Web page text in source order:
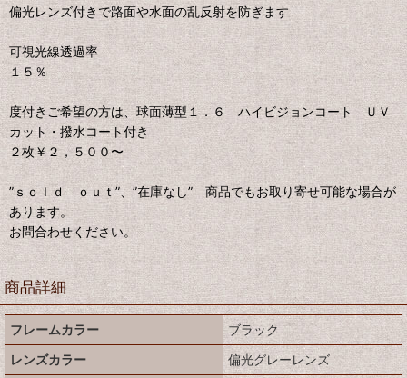
偏光レンズ付きで路面や水面の乱反射を防ぎます
可視光線透過率
１５％
度付きご希望の方は、球面薄型１．６ ハイビジョンコート ＵＶ
カット・撥水コート付き
２枚￥２，５００〜
”ｓｏｌｄ ｏｕｔ”、”在庫なし” 商品でもお取り寄せ可能な場合が
あります。
お問合わせください。
商品詳細
フレームカラー
ブラック
レンズカラー
偏光グレーレンズ